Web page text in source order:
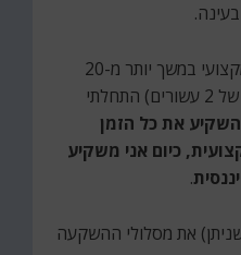
אז אחרי שצברתי לא מעט ידע מקצועי במשך יותר מ-20
שנות עבודה, כעת (באיחור ניכר של 2 עשורים) התחלתי
את כל הזמן
כיום אני משקיע
.
את מסלולי ההשקעה